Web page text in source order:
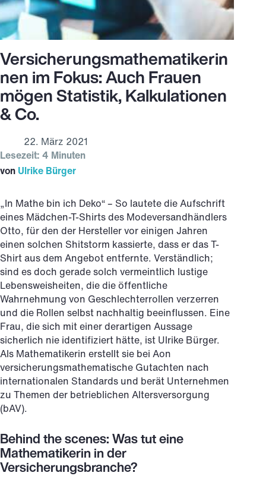
Versicherungsmathematikerin
nen im Fokus: Auch Frauen
mögen Statistik, Kalkulationen
& Co.
22. März 2021
Lesezeit: 4 Minuten
von Ulrike Bürger
„In Mathe bin ich Deko“ – So lautete die Aufschrift
eines Mädchen-T-Shirts des Modeversandhändlers
Otto, für den der Hersteller vor einigen Jahren
einen solchen Shitstorm kassierte, dass er das T-
Shirt aus dem Angebot entfernte. Verständlich;
sind es doch gerade solch vermeintlich lustige
Lebensweisheiten, die die öffentliche
Wahrnehmung von Geschlechterrollen verzerren
und die Rollen selbst nachhaltig beeinflussen. Eine
Frau, die sich mit einer derartigen Aussage
sicherlich nie identifiziert hätte, ist Ulrike Bürger.
Als Mathematikerin erstellt sie bei Aon
versicherungsmathematische Gutachten nach
internationalen Standards und berät Unternehmen
zu Themen der betrieblichen Altersversorgung
(bAV).
Behind the scenes: Was tut eine
Mathematikerin in der
Versicherungsbranche?